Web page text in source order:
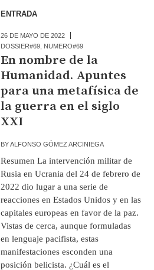
ENTRADA
26 DE MAYO DE 2022
DOSSIER#69 NUMERO#69
En nombre de la
Humanidad. Apuntes
para una metafísica de
la guerra en el siglo
XXI
BYALFONSO GÓMEZ ARCINIEGA
Resumen La intervención militar de
Rusia en Ucrania del 24 de febrero de
2022 dio lugar a una serie de
reacciones en Estados Unidos y en las
capitales europeas en favor de la paz.
Vistas de cerca, aunque formuladas
en lenguaje pacifista, estas
manifestaciones esconden una
posición belicista. ¿Cuál es el